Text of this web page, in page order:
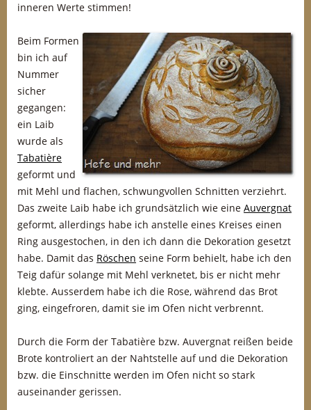
inneren Werte stimmen!
Beim Formen
bin ich auf
Nummer
sicher
gegangen:
ein Laib
wurde als
Tabatière
geformt und
mit Mehl und flachen, schwungvollen Schnitten verziehrt.
Das zweite Laib habe ich grundsätzlich wie eine Auvergnat
geformt, allerdings habe ich anstelle eines Kreises einen
Ring ausgestochen, in den ich dann die Dekoration gesetzt
habe. Damit das Röschen seine Form behielt, habe ich den
Teig dafür solange mit Mehl verknetet, bis er nicht mehr
klebte. Ausserdem habe ich die Rose, während das Brot
ging, eingefroren, damit sie im Ofen nicht verbrennt.
Durch die Form der Tabatière bzw. Auvergnat reißen beide
Brote kontroliert an der Nahtstelle auf und die Dekoration
bzw. die Einschnitte werden im Ofen nicht so stark
auseinander gerissen.